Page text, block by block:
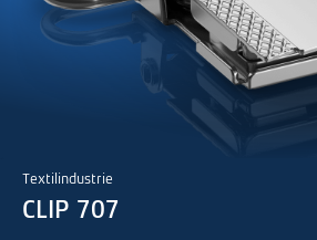
Textilindustrie
CLIP 707